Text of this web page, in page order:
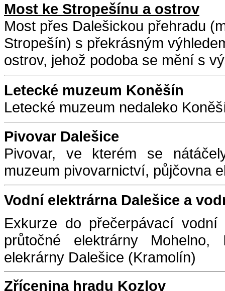
Most ke Stropešínu a ostrov
Most přes Dalešickou přehradu
Stropešín) s překrásným
ostrov, jehož podoba se mění s
Letecké muzeum Koněšín
Letecké muzeum nedaleko
Pivovar Dalešice
Pivovar, ve kterém se
muzeum pivovarnictví, půjčovna
Vodní elektrárna Dalešice a
Exkurze do přečerpávací
průtočné elektrárny Mohelno,
elekrárny Dalešice (Kramolín)
Zřícenina hradu Kozlov